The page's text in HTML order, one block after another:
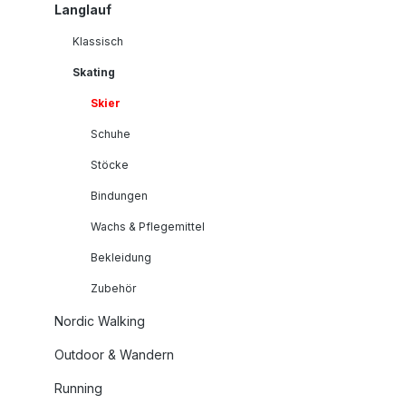
Langlauf
Klassisch
Skating
Skier
Schuhe
Stöcke
Bindungen
Wachs & Pflegemittel
Bekleidung
Zubehör
Nordic Walking
Outdoor & Wandern
Running